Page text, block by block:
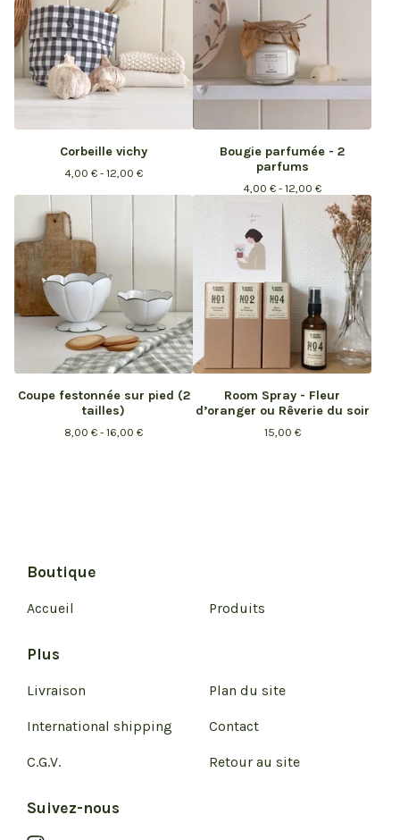
Corbeille vichy
4,00 € - 12,00 €
Bougie parfumée - 2
parfums
4,00 € - 12,00 €
Coupe festonnée sur pied (2
tailles)
8,00 € - 16,00 €
Room Spray - Fleur
d’oranger ou Rêverie du soir
15,00 €
Boutique
Accueil Produits
Plus
Livraison
International shipping
C.G.V.
Plan du site
Contact
Retour au site
Suivez-nous